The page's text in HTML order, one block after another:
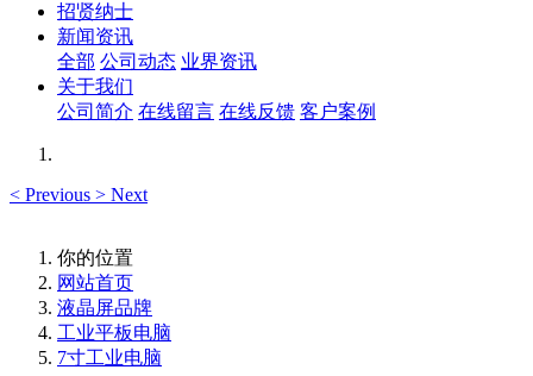
招贤纳士
新闻资讯
全部 公司动态 业界资讯
关于我们
公司简介 在线留言 在线反馈 客户案例
< Previous > Next
你的位置
网站首页
液晶屏品牌
工业平板电脑
7寸工业电脑